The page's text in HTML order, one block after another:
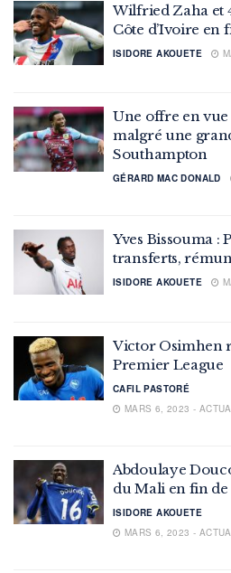
Wilfried Zaha et
Côte d’Ivoire en
ISIDORE AKOUETE
Une offre en
malgré une
Southampton
GÉRARD MAC DONALD
Yves Bissouma :
transferts,
ISIDORE AKOUETE
Victor Osimhen
Premier League
CAFIL PASTORÉ
MARS 6, 2023 -
Abdoulaye
du Mali en fin
ISIDORE AKOUETE
MARS 6, 2023 -